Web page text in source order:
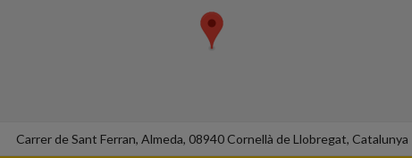
Carrer de Sant Ferran, Almeda, 08940 Cornellà de Llobregat, Catalunya